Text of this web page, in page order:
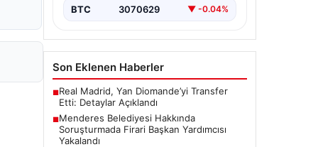
BTC 3070629 ▼ -0.04%
Son Eklenen Haberler
■Real Madrid, Yan Diomande’yi Transfer
Etti: Detaylar Açıklandı
■Menderes Belediyesi Hakkında
Soruşturmada Firari Başkan Yardımcısı
Yakalandı